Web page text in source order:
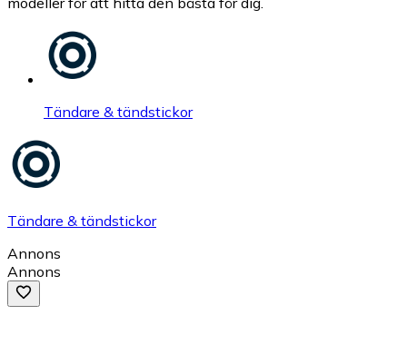
Tändare & tändstickor
Tändare & tändstickor
Annons
Annons